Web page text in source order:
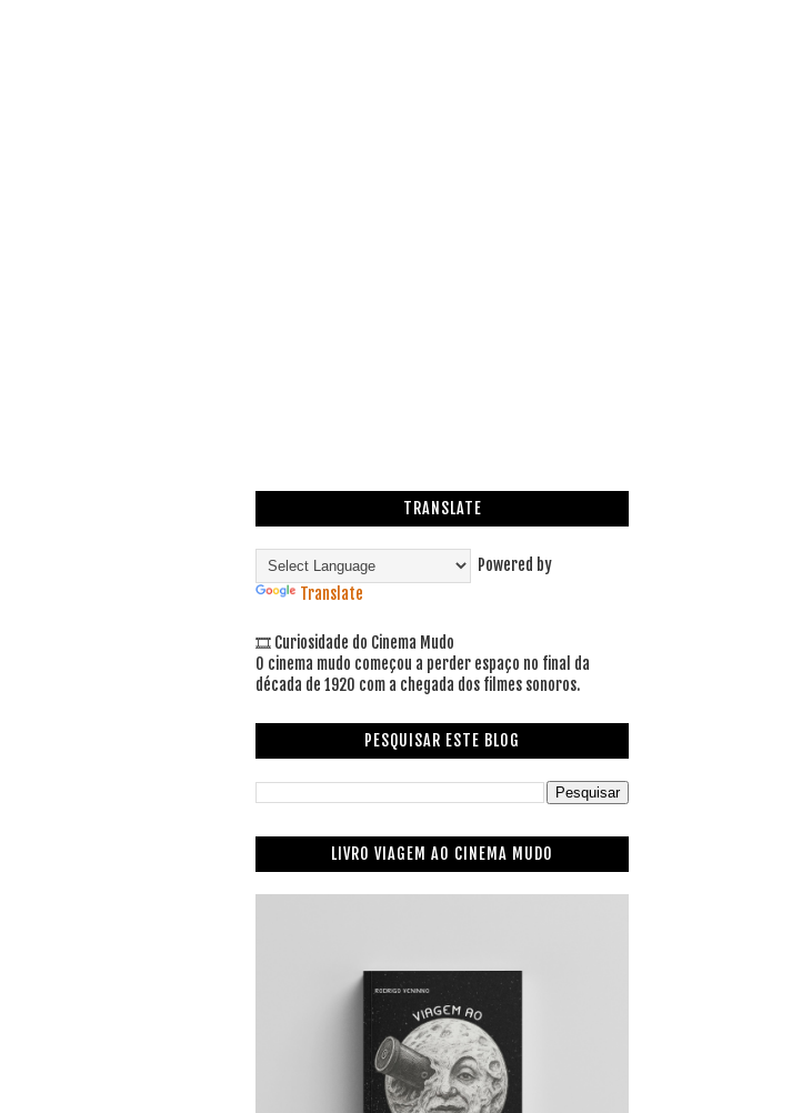
TRANSLATE
Powered by
Translate
🎞 Curiosidade do Cinema Mudo
O cinema mudo começou a perder espaço no final da
década de 1920 com a chegada dos filmes sonoros.
PESQUISAR ESTE BLOG
LIVRO VIAGEM AO CINEMA MUDO